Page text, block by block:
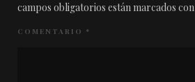
campos obligatorios están marcados con
COMENTARIO *